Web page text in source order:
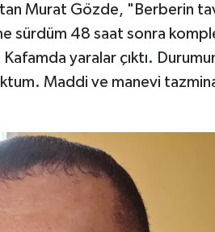
Murat Gözde, "Berberin
sürdüm 48 saat sonra
yaralar çıktı.
Maddi ve manevi